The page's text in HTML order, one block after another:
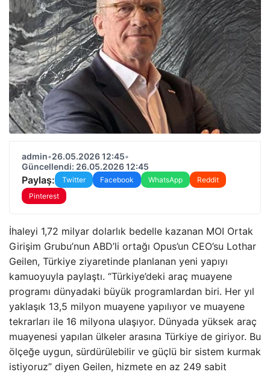
admin•26.05.2026 12:45•
Güncellendi: 26.05.2026 12:45
Paylaş: Twitter Facebook WhatsApp
Reddit
Pinterest
İhaleyi 1,72 milyar dolarlık bedelle kazanan MOI Ortak
Girişim Grubu’nun ABD’li ortağı Opus’un CEO’su Lothar
Geilen, Türkiye ziyaretinde planlanan yeni yapıyı
kamuoyuyla paylaştı. “Türkiye’deki araç muayene
programı dünyadaki büyük programlardan biri. Her yıl
yaklaşık 13,5 milyon muayene yapılıyor ve muayene
tekrarları ile 16 milyona ulaşıyor. Dünyada yüksek araç
muayenesi yapılan ülkeler arasına Türkiye de giriyor. Bu
ölçeğe uygun, sürdürülebilir ve güçlü bir sistem kurmak
istiyoruz” diyen Geilen, hizmete en az 249 sabit